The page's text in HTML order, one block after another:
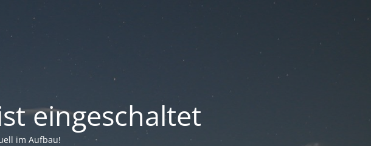
eingeschaltet
im Aufbau!